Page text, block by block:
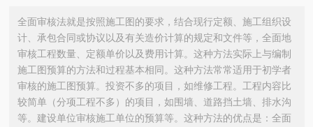
全面审核法就是按照施工图的要求，结合现行定额、施工组织设
计、承包合同或协议以及有关造价计算的规定和文件等，全面地
审核工程数量、定额单价以及费用计算。这种方法实际上与编制
施工图预算的方法和过程基本相同。这种方法常常适用于初学者
审核的施工图预算。投资不多的项目，如维修工程。工程内容比
较简单（分项工程不多）的项目，如围墙、道路挡土墙、排水沟
等。建设单位审核施工单位的预算等。这种方法的优点是：全面